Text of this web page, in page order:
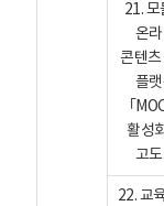
21. 모
온
콘텐츠
플
｢
활성
고
22. 교